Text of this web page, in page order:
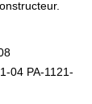
04 PA-1121-